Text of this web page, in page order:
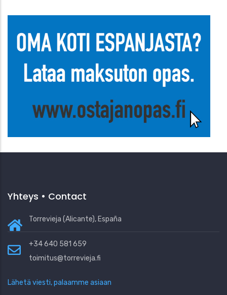
Yhteys • Contact
Torrevieja (Alicante), España
+34 640 581 659
toimitus@torrevieja.fi
Lähetä viesti, palaamme asiaan